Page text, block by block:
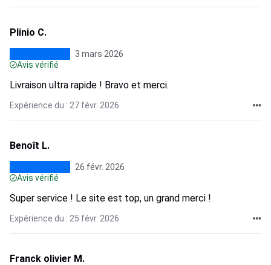
Plinio C.
3 mars 2026
Avis vérifié
Livraison ultra rapide ! Bravo et merci.
Expérience du : 27 févr. 2026
Benoît L.
26 févr. 2026
Avis vérifié
Super service ! Le site est top, un grand merci !
Expérience du : 25 févr. 2026
Franck olivier M.